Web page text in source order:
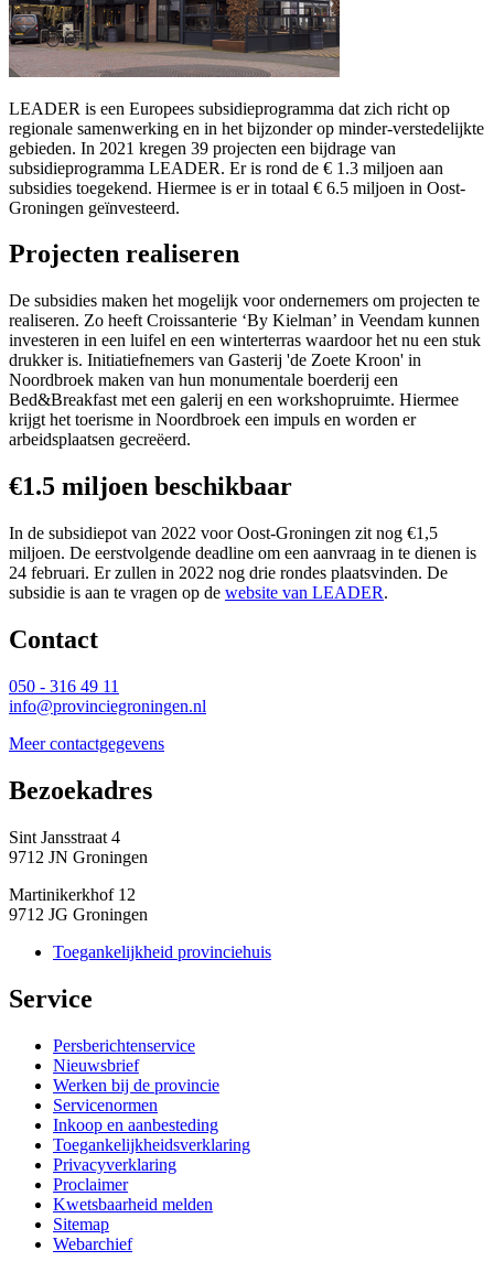
LEADER is een Europees subsidieprogramma dat zich richt op
regionale samenwerking en in het bijzonder op minder-verstedelijkte
gebieden. In 2021 kregen 39 projecten een bijdrage van
subsidieprogramma LEADER. Er is rond de € 1.3 miljoen aan
subsidies toegekend. Hiermee is er in totaal € 6.5 miljoen in Oost-
Groningen geïnvesteerd.
Projecten realiseren
De subsidies maken het mogelijk voor ondernemers om projecten te
realiseren. Zo heeft Croissanterie ‘By Kielman’ in Veendam kunnen
investeren in een luifel en een winterterras waardoor het nu een stuk
drukker is. Initiatiefnemers van Gasterij 'de Zoete Kroon' in
Noordbroek maken van hun monumentale boerderij een
Bed&Breakfast met een galerij en een workshopruimte. Hiermee
krijgt het toerisme in Noordbroek een impuls en worden er
arbeidsplaatsen gecreëerd.
€1.5 miljoen beschikbaar
In de subsidiepot van 2022 voor Oost-Groningen zit nog €1,5
miljoen. De eerstvolgende deadline om een aanvraag in te dienen is
24 februari. Er zullen in 2022 nog drie rondes plaatsvinden. De
subsidie is aan te vragen op de website van LEADER.
Contact
050 - 316 49 11
info@provinciegroningen.nl
Meer contactgegevens
Bezoekadres
Sint Jansstraat 4
9712 JN Groningen
Martinikerkhof 12
9712 JG Groningen
Toegankelijkheid provinciehuis
Service
Persberichtenservice
Nieuwsbrief
Werken bij de provincie
Servicenormen
Inkoop en aanbesteding
Toegankelijkheidsverklaring
Privacyverklaring
Proclaimer
Kwetsbaarheid melden
Sitemap
Webarchief